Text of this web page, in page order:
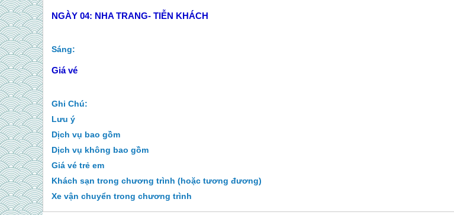
NGÀY 04: NHA TRANG- TIỄN KHÁCH
Sáng:
Giá vé
Ghi Chú:
Lưu ý
Dịch vụ bao gồm
Dịch vụ không bao gồm
Giá vé trẻ em
Khách sạn trong chương trình (hoặc tương đương)
Xe vận chuyển trong chương trình